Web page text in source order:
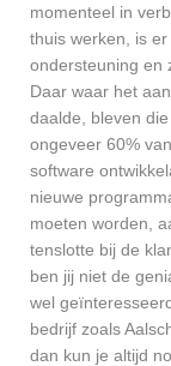
momenteel in
thuis werken, is
ondersteuning en
Daar waar het
daalde, bleven
ongeveer 60%
software
nieuwe
moeten worden,
tenslotte bij de
ben jij niet de
wel
bedrijf zoals
dan kun je altijd